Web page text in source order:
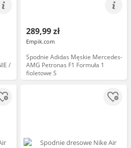
/
289,99 zł
Empik.com
Spodnie Adidas Męskie Mercedes-
AMG Petronas F1 Formuła 1
fioletowe S